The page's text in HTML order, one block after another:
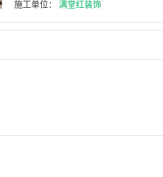
施工单位：
满堂红装饰